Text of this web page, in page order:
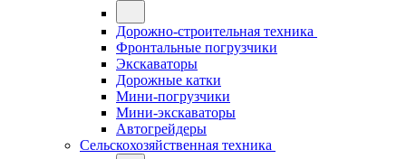
Дорожно-строительная техника
Фронтальные погрузчики
Экскаваторы
Дорожные катки
Мини-погрузчики
Мини-экскаваторы
Автогрейдеры
Сельскохозяйственная техника